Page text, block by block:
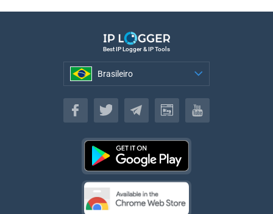
Best IP Logger & IP Tools
Brasileiro
Brasileiro